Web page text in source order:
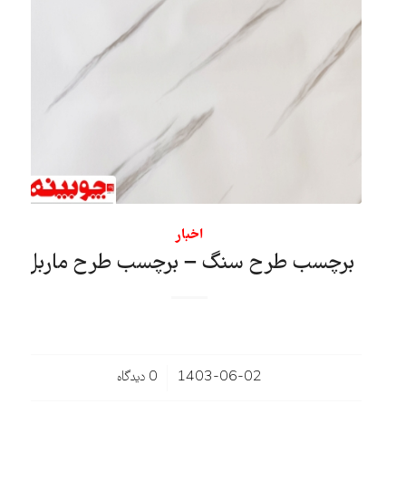
اخبار
برچسب طرح سنگ – برچسب طرح ماربل
1403-06-02
/ 0 دیدگاه‌